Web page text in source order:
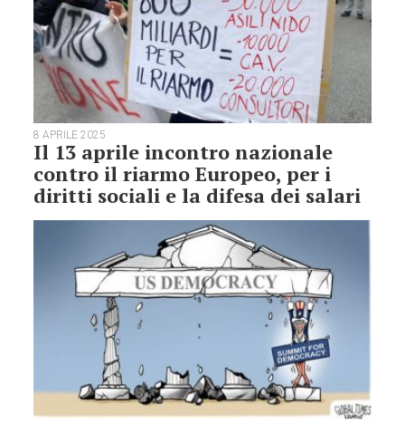
8 APRILE 2025
Il 13 aprile incontro nazionale
contro il riarmo Europeo, per i
diritti sociali e la difesa dei salari